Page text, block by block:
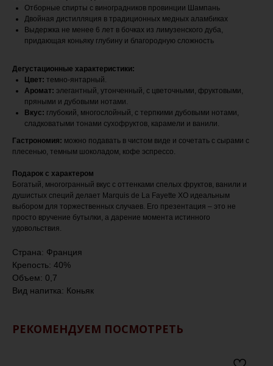
Отборные спирты с виноградников провинции Шампань
Двойная дистилляция в традиционных медных аламбиках
Выдержка не менее 6 лет в бочках из лимузенского дуба,
придающая коньяку глубину и благородную сложность
Дегустационные характеристики:
Цвет: темно-янтарный.
Аромат: элегантный, утонченный, с цветочными, фруктовыми,
пряными и дубовыми нотами.
Вкус: глубокий, многослойный, с терпкими дубовыми нотами,
сладковатыми тонами сухофруктов, карамели и ванили.
Гастрономия: можно подавать в чистом виде и сочетать с сырами с
плесенью, темным шоколадом, кофе эспрессо.
Подарок с характером
Богатый, многогранный вкус с оттенками спелых фруктов, ванили и
душистых специй делает Marquis de La Fayette XO идеальным
выбором для торжественных случаев. Его презентация – это не
просто вручение бутылки, а дарение момента истинного
удовольствия.
Страна: Франция
Крепость: 40%
Объем: 0,7
Вид напитка: Коньяк
РЕКОМЕНДУЕМ ПОСМОТРЕТЬ